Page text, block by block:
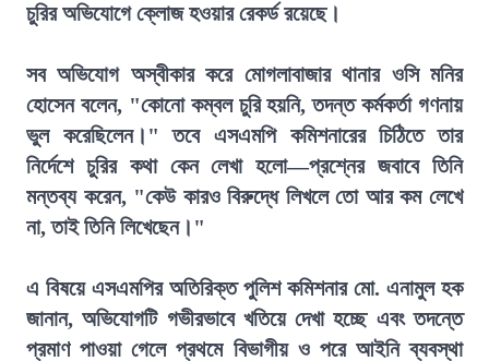
চুরির অভিযোগে ক্লোজ হওয়ার রেকর্ড রয়েছে।
সব অভিযোগ অস্বীকার করে মোগলাবাজার থানার ওসি মনির
হোসেন বলেন, "কোনো কম্বল চুরি হয়নি, তদন্ত কর্মকর্তা গণনায়
ভুল করেছিলেন।" তবে এসএমপি কমিশনারের চিঠিতে তার
নির্দেশে চুরির কথা কেন লেখা হলো—প্রশ্নের জবাবে তিনি
মন্তব্য করেন, "কেউ কারও বিরুদ্ধে লিখলে তো আর কম লেখে
না, তাই তিনি লিখেছেন।"
এ বিষয়ে এসএমপির অতিরিক্ত পুলিশ কমিশনার মো. এনামুল হক
জানান, অভিযোগটি গভীরভাবে খতিয়ে দেখা হচ্ছে এবং তদন্তে
প্রমাণ পাওয়া গেলে প্রথমে বিভাগীয় ও পরে আইনি ব্যবস্থা